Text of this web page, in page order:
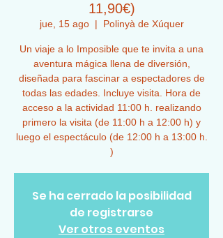
11,90€)
jue, 15 ago
  |
Polinyà de Xúquer
Un viaje a lo Imposible que te invita a una
aventura mágica llena de diversión,
diseñada para fascinar a espectadores de
todas las edades. Incluye visita. Hora de
acceso a la actividad 11:00 h. realizando
primero la visita (de 11:00 h a 12:00 h) y
luego el espectáculo (de 12:00 h a 13:00 h.
)
Se ha cerrado la posibilidad
de registrarse
Ver otros eventos